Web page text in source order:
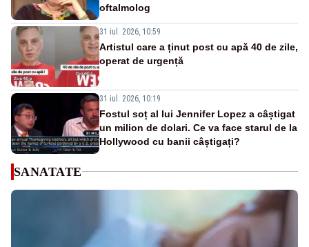
oftalmolog
31 iul. 2026, 10:59
Artistul care a ținut post cu apă 40 de zile,
operat de urgență
31 iul. 2026, 10:19
Fostul soț al lui Jennifer Lopez a câștigat
un milion de dolari. Ce va face starul de la
Hollywood cu banii câștigați?
SANATATE